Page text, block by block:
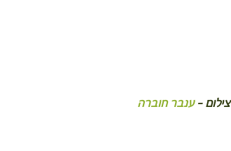
צילום - ענבר חוברה